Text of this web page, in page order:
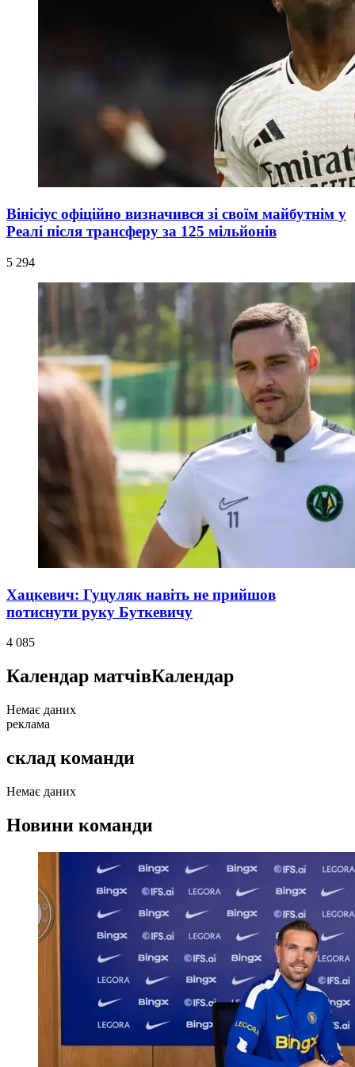
Вінісіус офіційно визначився зі своїм майбутнім у
Реалі після трансферу за 125 мільйонів
5 294
Хацкевич: Гуцуляк навіть не прийшов
потиснути руку Буткевичу
4 085
Календар матчівКалендар
Немає даних
реклама
склад команди
Немає даних
Новини команди